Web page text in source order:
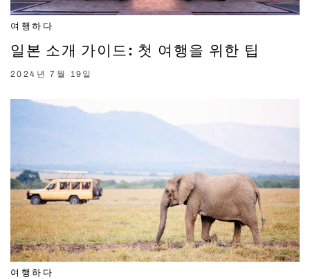
여행하다
일본 소개 가이드: 첫 여행을 위한 팁
2024년 7월 19일
여행하다